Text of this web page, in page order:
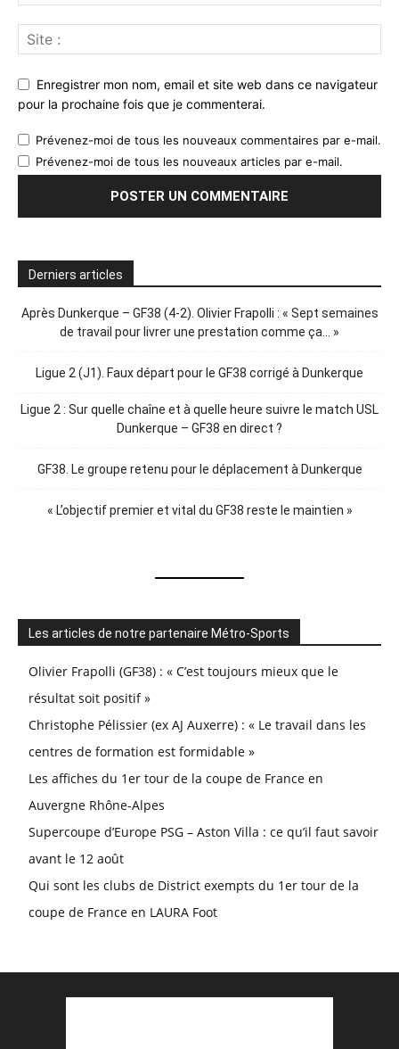
Enregistrer mon nom, email et site web dans ce navigateur
pour la prochaine fois que je commenterai.
Prévenez-moi de tous les nouveaux commentaires par e-mail.
Prévenez-moi de tous les nouveaux articles par e-mail.
Derniers articles
Après Dunkerque – GF38 (4-2). Olivier Frapolli : « Sept semaines
de travail pour livrer une prestation comme ça… »
Ligue 2 (J1). Faux départ pour le GF38 corrigé à Dunkerque
Ligue 2 : Sur quelle chaîne et à quelle heure suivre le match USL
Dunkerque – GF38 en direct ?
GF38. Le groupe retenu pour le déplacement à Dunkerque
« L’objectif premier et vital du GF38 reste le maintien »
Les articles de notre partenaire Métro-Sports
Olivier Frapolli (GF38) : « C’est toujours mieux que le
résultat soit positif »
Christophe Pélissier (ex AJ Auxerre) : « Le travail dans les
centres de formation est formidable »
Les affiches du 1er tour de la coupe de France en
Auvergne Rhône-Alpes
Supercoupe d’Europe PSG – Aston Villa : ce qu’il faut savoir
avant le 12 août
Qui sont les clubs de District exempts du 1er tour de la
coupe de France en LAURA Foot